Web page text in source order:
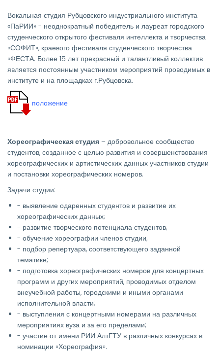
Вокальная студия Рубцовского индустриального института
«ПаРИИ» - неоднократный победитель и лауреат городского
студенческого открытого фестиваля интеллекта и творчества
«СОФИТ», краевого фестиваля студенческого творчества
«ФЕСТА. Более 15 лет прекрасный и талантливый коллектив
является постоянным участником мероприятий проводимых в
институте и на площадках г.Рубцовска.
положение
Хореографическая студия – добровольное сообщество
студентов, созданное с целью развития и совершенствования
хореографических и артистических данных участников студии
и постановки хореографических номеров.
Задачи студии:
- выявление одаренных студентов и развитие их
хореографических данных;
- развитие творческого потенциала студентов;
- обучение хореографии членов студии;
- подбор репертуара, соответствующего заданной
тематике;
- подготовка хореографических номеров для концертных
программ и других мероприятий, проводимых отделом
внеучебной работы, городскими и иными органами
исполнительной власти;
- выступления с концертными номерами на различных
мероприятиях вуза и за его пределами;
- участие от имени РИИ АлтГТУ в различных конкурсах в
номинации «Хореография».